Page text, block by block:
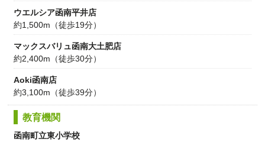
ウエルシア函南平井店
約1,500m（徒歩19分）
マックスバリュ函南大土肥店
約2,400m（徒歩30分）
Aoki函南店
約3,100m（徒歩39分）
教育機関
函南町立東小学校